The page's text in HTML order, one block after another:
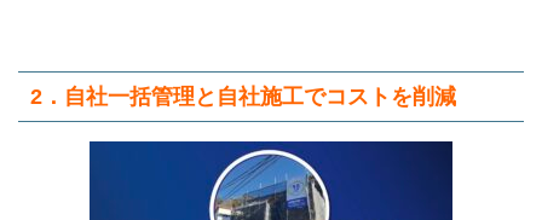
2．自社一括管理と自社施工でコストを削減